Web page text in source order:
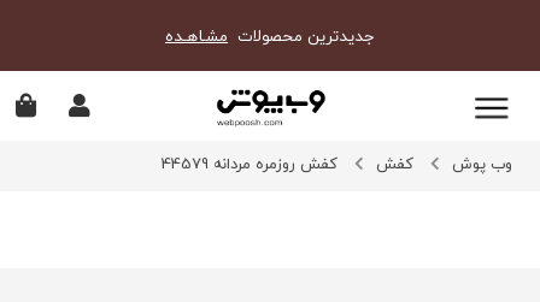
جدیدترین محصولات مشـاهـده
وب پوش کفش کفش روزمره مردانه 44579